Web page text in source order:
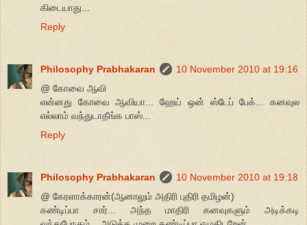
கிடையாது...
Reply
Philosophy Prabhakaran
10 November 2010 at 19:16
@ கோவை ஆவி
என்னது கோவை ஆவியா... ஹேய் ஒன் ஸ்டேப் பேக்... கனவுல
எல்லாம் வந்துடாதீங்க பாஸ்...
Reply
Philosophy Prabhakaran
10 November 2010 at 19:18
@ கேரளாக்காரன்(ஆனாலும் அதிரி புதிரி தமிழன்)
கண்டிப்பா சார்... அந்த மாதிரி கனவுகளும் அடிக்கடி